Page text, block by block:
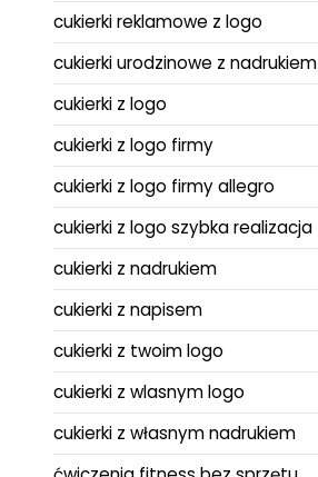
cukierki reklamowe z logo
cukierki urodzinowe z nadrukiem
cukierki z logo
cukierki z logo firmy
cukierki z logo firmy allegro
cukierki z logo szybka realizacja
cukierki z nadrukiem
cukierki z napisem
cukierki z twoim logo
cukierki z wlasnym logo
cukierki z własnym nadrukiem